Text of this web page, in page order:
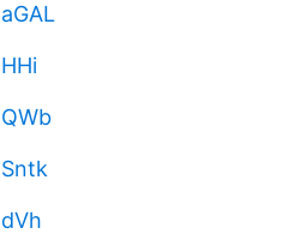
aGAL
HHi
QWb
Sntk
dVh